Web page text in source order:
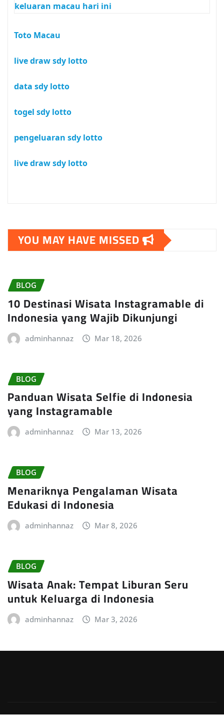
keluaran macau hari ini
Toto Macau
live draw sdy lotto
data sdy lotto
togel sdy lotto
pengeluaran sdy lotto
live draw sdy lotto
YOU MAY HAVE MISSED
BLOG
10 Destinasi Wisata Instagramable di
Indonesia yang Wajib Dikunjungi
adminhannaz Mar 18, 2026
BLOG
Panduan Wisata Selfie di Indonesia
yang Instagramable
adminhannaz Mar 13, 2026
BLOG
Menariknya Pengalaman Wisata
Edukasi di Indonesia
adminhannaz Mar 8, 2026
BLOG
Wisata Anak: Tempat Liburan Seru
untuk Keluarga di Indonesia
adminhannaz Mar 3, 2026